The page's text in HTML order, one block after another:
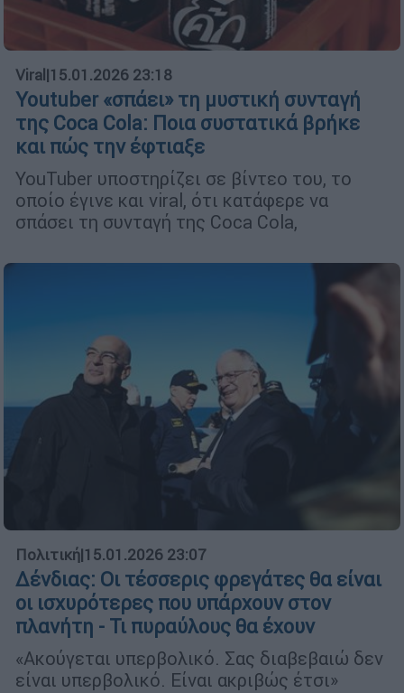
Viral|15.01.2026 23:18
Youtuber «σπάει» τη μυστική συνταγή
της Coca Cola: Ποια συστατικά βρήκε
και πώς την έφτιαξε
YouTuber υποστηρίζει σε βίντεο του, το
οποίο έγινε και viral, ότι κατάφερε να
σπάσει τη συνταγή της Coca Cola,
Πολιτική|15.01.2026 23:07
Δένδιας: Οι τέσσερις φρεγάτες θα είναι
οι ισχυρότερες που υπάρχουν στον
πλανήτη - Τι πυραύλους θα έχουν
«Ακούγεται υπερβολικό. Σας διαβεβαιώ δεν
είναι υπερβολικό. Είναι ακριβώς έτσι»